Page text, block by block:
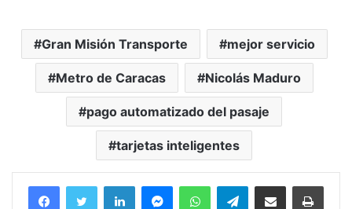
Gran Misión Transporte mejor servicio
Metro de Caracas Nicolás Maduro
pago automatizado del pasaje
tarjetas inteligentes
FacebookTwitter LinkedInMessengerWhatsAppTelegramCompartir por correo electrónico